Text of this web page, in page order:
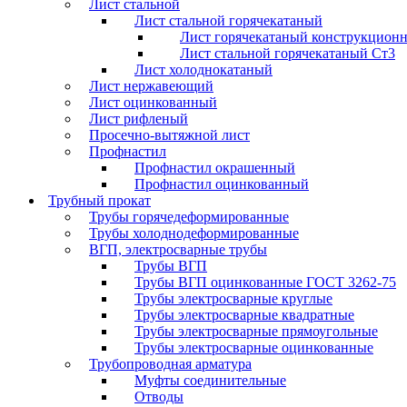
Лист стальной
Лист стальной горячекатаный
Лист горячекатаный
Лист стальной горячекатаный Ст3
Лист холоднокатаный
Лист нержавеющий
Лист оцинкованный
Лист рифленый
Просечно-вытяжной лист
Профнастил
Профнастил окрашенный
Профнастил оцинкованный
Трубный прокат
Трубы горячедеформированные
Трубы холоднодеформированные
ВГП, электросварные трубы
Трубы ВГП
Трубы ВГП оцинкованные ГОСТ 3262-75
Трубы электросварные круглые
Трубы электросварные квадратные
Трубы электросварные прямоугольные
Трубы электросварные оцинкованные
Трубопроводная арматура
Муфты соединительные
Отводы